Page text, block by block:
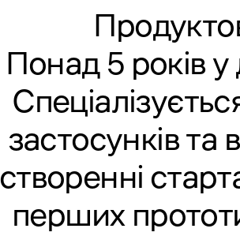
Понад 5 років
застосунків
створенні
перших